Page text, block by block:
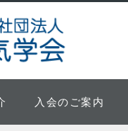
入会のご案内